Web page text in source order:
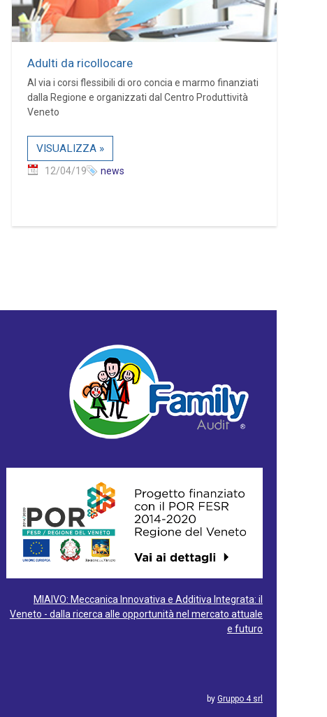
Adulti da ricollocare
Al via i corsi flessibili di oro concia e marmo finanziati
dalla Regione e organizzati dal Centro Produttività
Veneto
VISUALIZZA »
12/04/19 news
MIAIVO: Meccanica Innovativa e Additiva Integrata: il
Veneto - dalla ricerca alle opportunità nel mercato attuale
e futuro
by Gruppo 4 srl